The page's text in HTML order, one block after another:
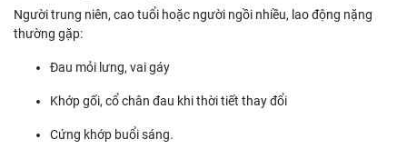
Người trung niên, cao tuổi hoặc người ngồi nhiều, lao động nặng
thường gặp:
Đau mỏi lưng, vai gáy
Khớp gối, cổ chân đau khi thời tiết thay đổi
Cứng khớp buổi sáng.